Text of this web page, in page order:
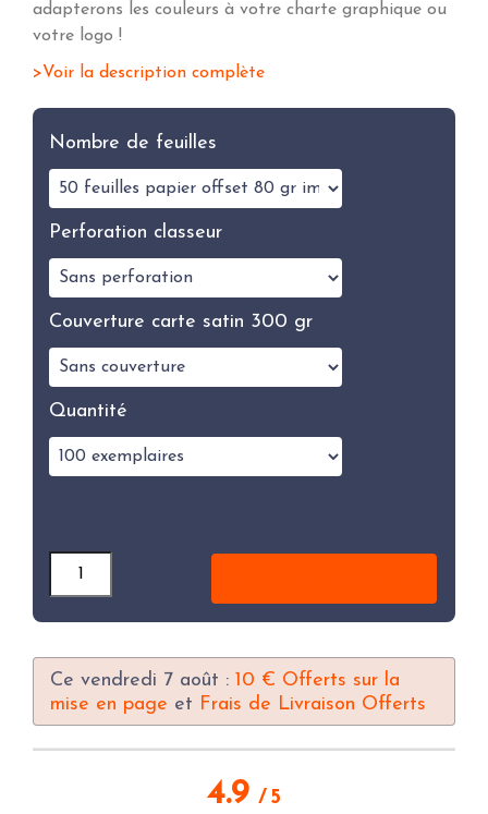
adapterons les couleurs à votre charte graphique ou
votre logo !
Voir la description complète
Nombre de feuilles
Perforation classeur
Couverture carte satin 300 gr
Quantité
Quantité
Ce vendredi 7 août : 10 € Offerts sur la
mise en page et Frais de Livraison Offerts
4.9/ 5